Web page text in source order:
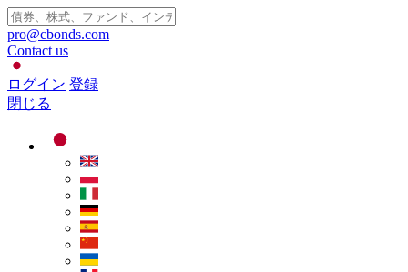
pro@cbonds.com
Contact us
ログイン 登録
閉じる